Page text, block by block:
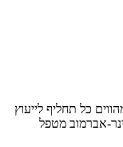
כל תחליף לייעוץ
אברמוב מטפל